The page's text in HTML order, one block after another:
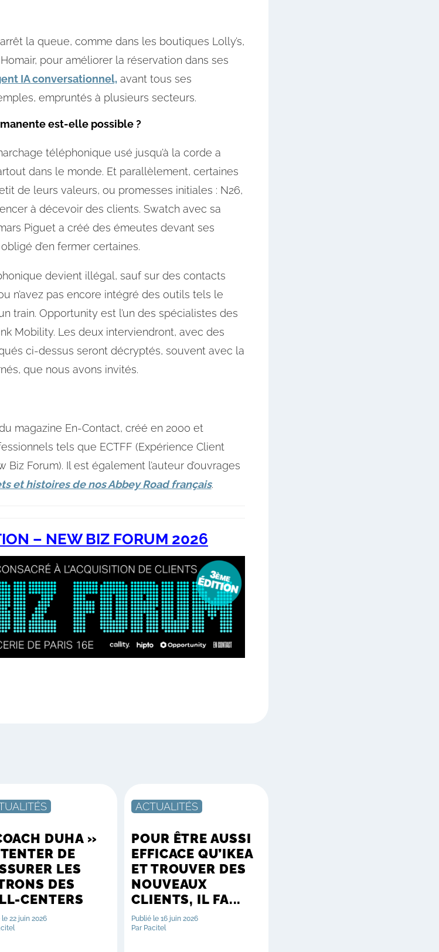
la queue, comme dans les boutiques Lolly’s,
pour améliorer la réservation dans ses
IA conversationnel, avant tous ses
empruntés à plusieurs secteurs.
est-elle possible ?
téléphonique usé jusqu’à la corde a
dans le monde. Et parallèlement, certaines
de leurs valeurs, ou promesses initiales : N26,
à décevoir des clients. Swatch avec sa
Piguet a créé des émeutes devant ses
d’en fermer certaines.
devient illégal, sauf sur des contacts
n’avez pas encore intégré des outils tels le
train. Opportunity est l’un des spécialistes des
Mobility. Les deux interviendront, avec des
ci-dessus seront décryptés, souvent avec la
que nous avons invités.
magazine En-Contact, créé en 2000 et
tels que ECTFF (Expérience Client
Biz Forum). Il est également l’auteur d’ouvrages
et histoires de nos Abbey Road français.
– NEW BIZ FORUM 2026
DUHA »
DE
LES
DES
CENTERS
le 22 juin 2026
ACTUALITÉS
POUR ÊTRE AUSSI
EFFICACE QU’IKEA
ET TROUVER DES
NOUVEAUX
CLIENTS, IL FA...
Publié le 16 juin 2026
Par Pacitel